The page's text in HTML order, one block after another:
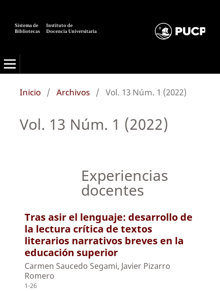
Sistema de
Bibliotecas
Instituto de
Docencia Universitaria
Inicio / Archivos / Vol. 13 Núm. 1 (2022)
Vol. 13 Núm. 1 (2022)
Experiencias
docentes
Tras asir el lenguaje: desarrollo de
la lectura crítica de textos
literarios narrativos breves en la
educación superior
Carmen Saucedo Segami, Javier Pizarro
Romero
1-26